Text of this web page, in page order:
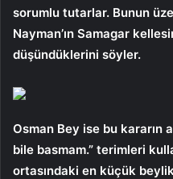
sorumlu tutarlar. Bunun
Nayman’ın Samagar
düşündüklerini söyler.
Osman Bey ise bu kararın
bile basmam.” terimleri
ortasındaki en küçük